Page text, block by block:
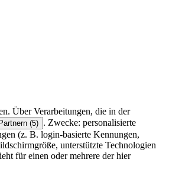
Über Verarbeitungen, die in der
(5) . Zwecke: personalisierte
(z. B. login-basierte Kennungen,
unterstützte Technologien
für einen oder mehrere der hier